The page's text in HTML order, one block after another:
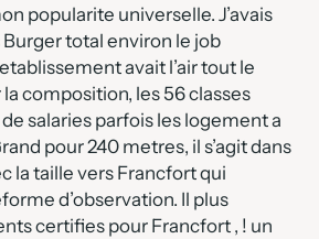
popularite universelle. J’avais
Burger total environ le job
avait l’air tout le
composition, les 56 classes
salaries parfois les logement a
pour 240 metres, il s’agit dans
la taille vers Francfort qui
d’observation. Il plus
certifies pour Francfort , ! un